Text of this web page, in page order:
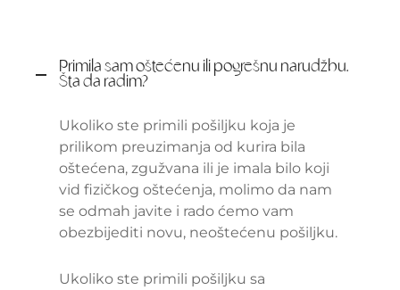
Primila sam oštećenu ili pogrešnu narudžbu.
Šta da radim?
Ukoliko ste primili pošiljku koja je
prilikom preuzimanja od kurira bila
oštećena, zgužvana ili je imala bilo koji
vid fizičkog oštećenja, molimo da nam
se odmah javite i rado ćemo vam
obezbijediti novu, neoštećenu pošiljku.
Ukoliko ste primili pošiljku sa